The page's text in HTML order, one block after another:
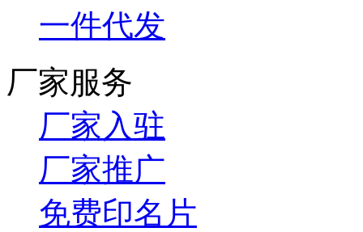
一件代发
厂家服务
厂家入驻
厂家推广
免费印名片